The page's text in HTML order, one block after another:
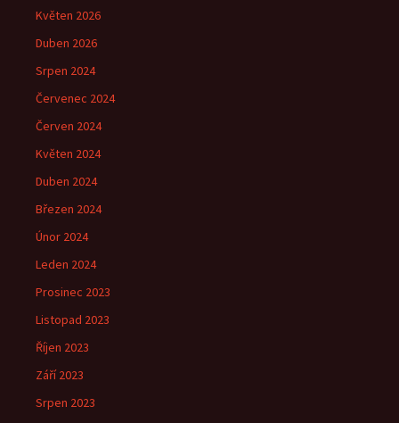
Květen 2026
Duben 2026
Srpen 2024
Červenec 2024
Červen 2024
Květen 2024
Duben 2024
Březen 2024
Únor 2024
Leden 2024
Prosinec 2023
Listopad 2023
Říjen 2023
Září 2023
Srpen 2023